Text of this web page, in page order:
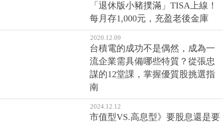
「退休版小豬撲滿」TISA上線！
每月存1,000元，充盈老後金庫
2020.12.09
台積電的成功不是偶然，成為一
流企業需具備哪些特質？從張忠
謀的12堂課，掌握優質股挑選指
南
2024.12.12
市值型VS.高息型》要股息還是要